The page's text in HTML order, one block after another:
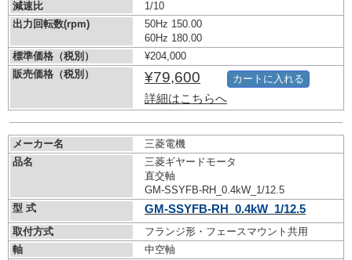
減速比
1/10
出力回転数(rpm)
50Hz 150.00
60Hz 180.00
標準価格（税別）
¥204,000
販売価格（税別）
¥79,600
詳細はこちらへ
カートに入れる
メーカー名
三菱電機
品名
三菱ギヤードモータ
直交軸
GM-SSYFB-RH_0.4kW_1/12.5
型 式
GM-SSYFB-RH_0.4kW_1/12.5
取付方式
フランジ形・フェースマウント共用
軸
中空軸